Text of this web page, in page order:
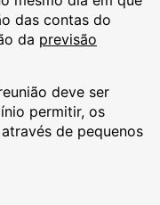
das contas do
da previsão
deve ser
permitir, os
de pequenos